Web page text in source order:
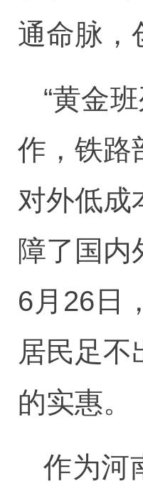
通命脉，
“黄金
作，铁路
对外低成
障了国内
6月26日
居民足
的实惠。
作为河